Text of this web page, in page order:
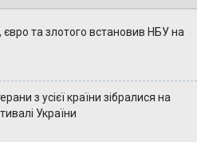
євро та злотого встановив НБУ на
з усієї країни зібралися на
України